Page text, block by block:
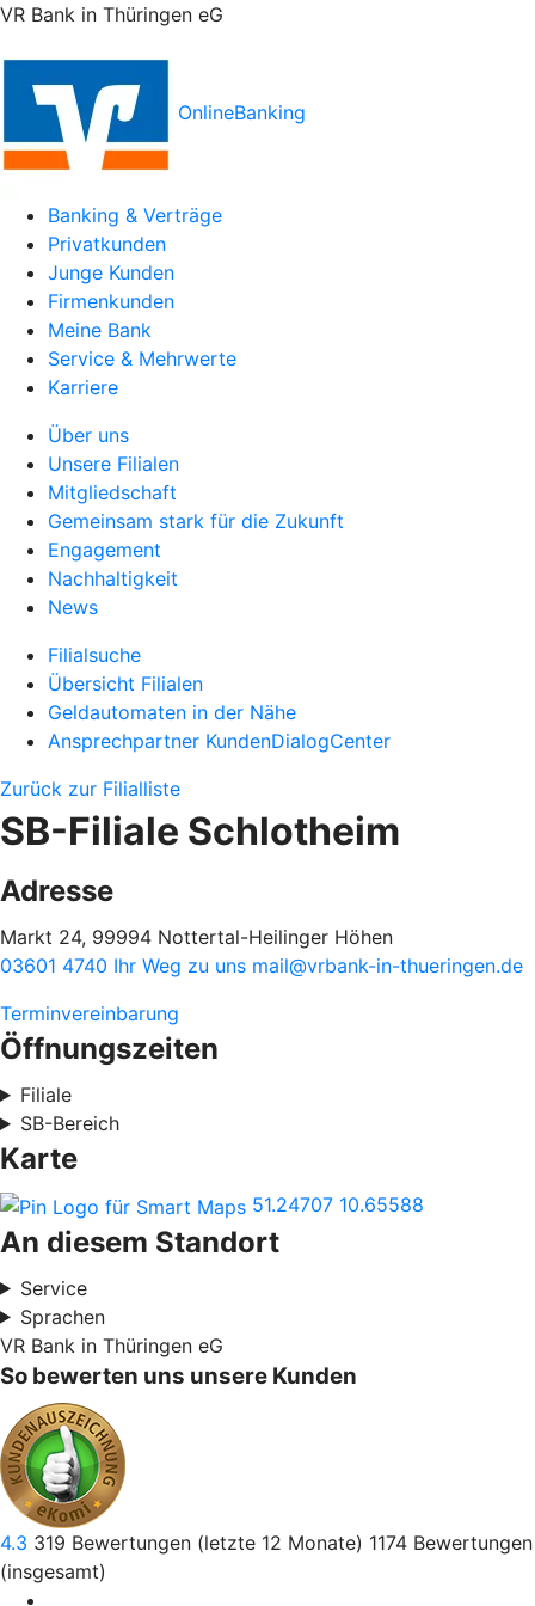
VR Bank in Thüringen eG
OnlineBanking
Banking & Verträge
Privatkunden
Junge Kunden
Firmenkunden
Meine Bank
Service & Mehrwerte
Karriere
Über uns
Unsere Filialen
Mitgliedschaft
Gemeinsam stark für die Zukunft
Engagement
Nachhaltigkeit
News
Filialsuche
Übersicht Filialen
Geldautomaten in der Nähe
Ansprechpartner KundenDialogCenter
Zurück zur Filialliste
SB-Filiale Schlotheim
Adresse
Markt 24, 99994 Nottertal-Heilinger Höhen
03601 4740 Ihr Weg zu uns mail@vrbank-in-thueringen.de
Terminvereinbarung
Öffnungszeiten
Filiale
SB-Bereich
Karte
51.24707 10.65588
An diesem Standort
Service
Sprachen
VR Bank in Thüringen eG
So bewerten uns unsere Kunden
4.3 319 Bewertungen (letzte 12 Monate) 1174 Bewertungen
(insgesamt)